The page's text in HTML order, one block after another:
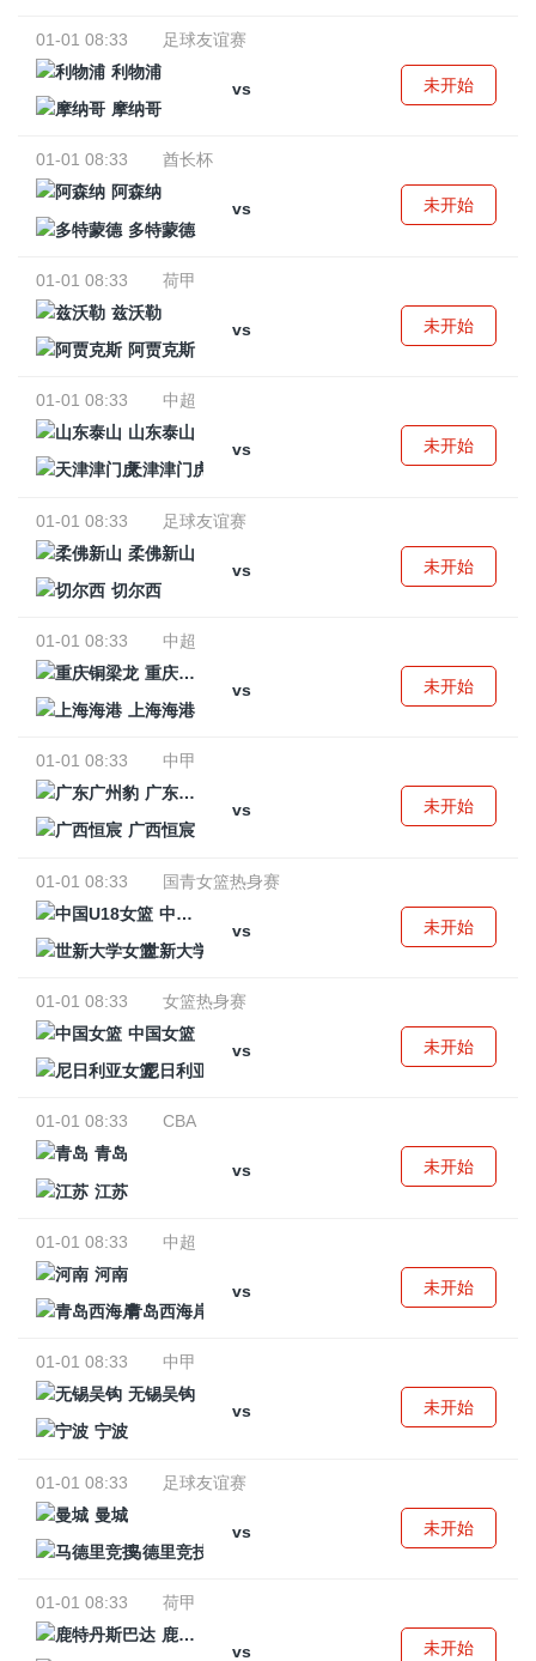
01-01 08:33
足球友谊赛
利物浦
vs
摩纳哥
未开始
01-01 08:33
酋长杯
阿森纳
vs
多特蒙德
未开始
01-01 08:33
荷甲
兹沃勒
vs
阿贾克斯
未开始
01-01 08:33
中超
山东泰山
vs
天津津门虎
未开始
01-01 08:33
足球友谊赛
柔佛新山
vs
切尔西
未开始
01-01 08:33
中超
重庆铜梁龙
vs
上海海港
未开始
01-01 08:33
中甲
广东广州豹
vs
广西恒宸
未开始
01-01 08:33
国青女篮热身赛
中国U18女篮
vs
世新大学女篮
未开始
01-01 08:33
女篮热身赛
中国女篮
vs
尼日利亚女篮
未开始
01-01 08:33
CBA
青岛
vs
江苏
未开始
01-01 08:33
中超
河南
vs
青岛西海岸
未开始
01-01 08:33
中甲
无锡吴钩
vs
宁波
未开始
01-01 08:33
足球友谊赛
曼城
vs
马德里竞技
未开始
01-01 08:33
荷甲
鹿特丹斯巴达
vs
未开始